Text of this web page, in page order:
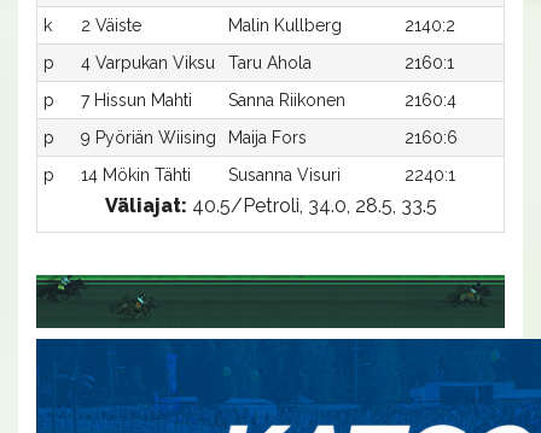
k 2 Väiste Malin Kullberg 2140:2
p
4 Varpukan Viksu Taru Ahola 2160:1
p
7 Hissun Mahti Sanna Riikonen 2160:4
p
9 Pyöriän Wiising Maija Fors 2160:6
p
14 Mökin Tähti Susanna Visuri 2240:1
Väliajat: 40.5/Petroli, 34.0, 28.5, 33.5